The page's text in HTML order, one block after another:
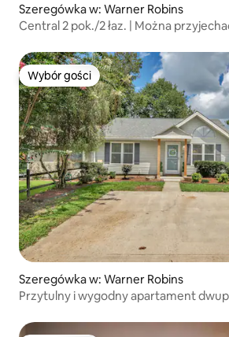
Szeregówka w: Warner Robins
Central 2 pok./2 łaz. | Można
Wybór gości
Wybór gości
Szeregówka w: Warner Robins
Przytulny i wygodny apartament